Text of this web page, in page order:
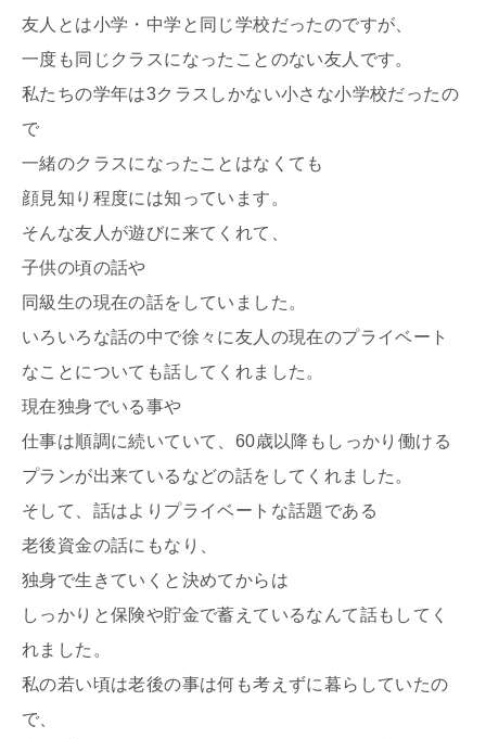
友人とは小学・中学と同じ学校だったのですが、
一度も同じクラスになったことのない友人です。
私たちの学年は3クラスしかない小さな小学校だったの
で
一緒のクラスになったことはなくても
顔見知り程度には知っています。
そんな友人が遊びに来てくれて、
子供の頃の話や
同級生の現在の話をしていました。
いろいろな話の中で徐々に友人の現在のプライベート
なことについても話してくれました。
現在独身でいる事や
仕事は順調に続いていて、60歳以降もしっかり働ける
プランが出来ているなどの話をしてくれました。
そして、話はよりプライベートな話題である
老後資金の話にもなり、
独身で生きていくと決めてからは
しっかりと保険や貯金で蓄えているなんて話もしてく
れました。
私の若い頃は老後の事は何も考えずに暮らしていたの
で、